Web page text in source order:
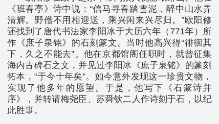
《班春亭》诗中说：“信马寻春踏雪泥，醉中山水弄
清辉。野僧不用相迎送，乘兴闲来兴尽归。”欧阳修
还找到了唐代书法家李阳冰于大历六年（771年）所
作《庶子泉铭》的石刻篆文。当时他高兴得“徘徊其
下，久之不能去”。他在京都馆阁任职时，就曾征集
海内古碑石之文，并见过李阳冰《庶子泉铭》的篆刻
拓本，“于今十年矣”。如今意外发现这一珍贵文物，
实现了他多年的愿望。于是，他写下《石篆诗并
序》，并转请梅尧臣、苏舜钦二人作诗刻于石，以纪
此胜事。